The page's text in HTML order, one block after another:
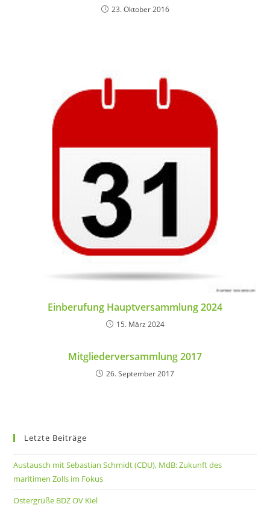
23. Oktober 2016
Einberufung Hauptversammlung 2024
15. März 2024
Mitgliederversammlung 2017
26. September 2017
Letzte Beiträge
Austausch mit Sebastian Schmidt (CDU), MdB: Zukunft des
maritimen Zolls im Fokus
Ostergrüße BDZ OV Kiel